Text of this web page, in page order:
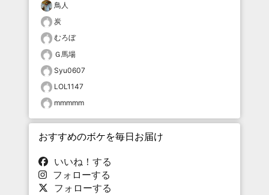
鳥人
炭
むろぼ
Ｇ馬場
Syu0607
LOL1147
mmmmm
おすすめのボケを毎日お届け
いいね！する
フォローする
フォローする